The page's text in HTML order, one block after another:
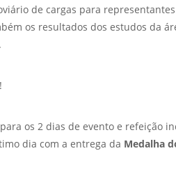
de cargas para
os resultados dos estudos da
os 2 dias de evento e refeição
dia com a entrega da Medalha